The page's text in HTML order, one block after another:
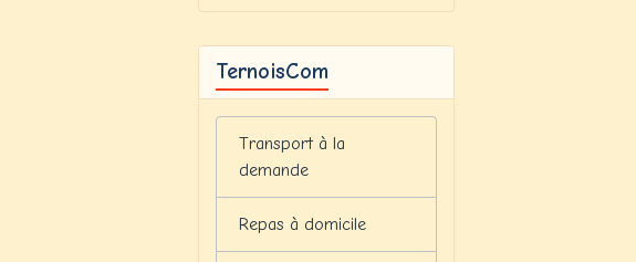
TernoisCom
Transport à la
demande
Repas à domicile